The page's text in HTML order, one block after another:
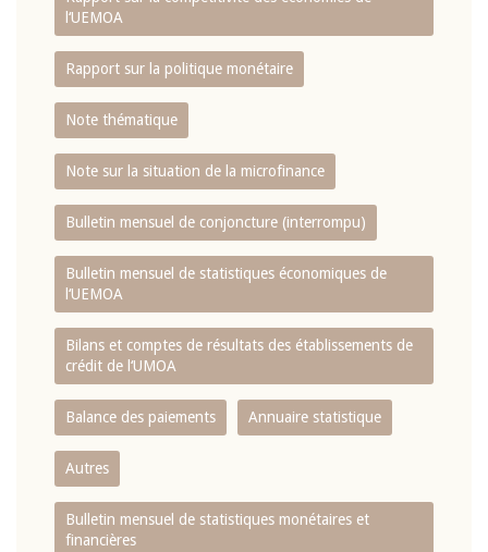
l‘UEMOA
Rapport sur la politique monétaire
Note thématique
Note sur la situation de la microfinance
Bulletin mensuel de conjoncture (interrompu)
Bulletin mensuel de statistiques économiques de
l‘UEMOA
Bilans et comptes de résultats des établissements de
crédit de l‘UMOA
Balance des paiements Annuaire statistique
Autres
Bulletin mensuel de statistiques monétaires et
financières